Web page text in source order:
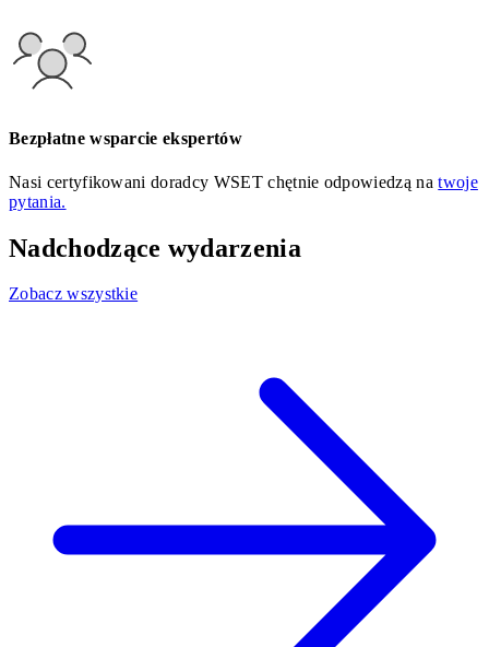
Bezpłatne wsparcie ekspertów
Nasi certyfikowani doradcy WSET chętnie odpowiedzą natwoje
pytania.
Nadchodzące wydarzenia
Zobacz wszystkie